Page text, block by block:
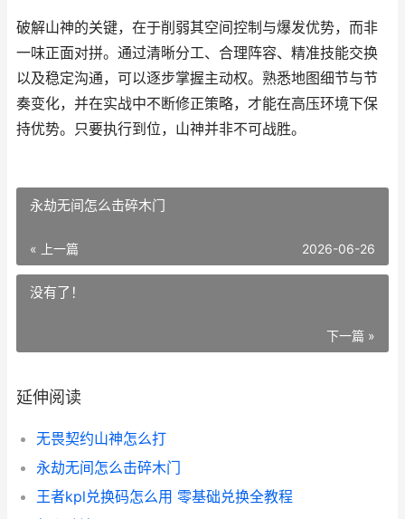
破解山神的关键，在于削弱其空间控制与爆发优势，而非
一味正面对拼。通过清晰分工、合理阵容、精准技能交换
以及稳定沟通，可以逐步掌握主动权。熟悉地图细节与节
奏变化，并在实战中不断修正策略，才能在高压环境下保
持优势。只要执行到位，山神并非不可战胜。
永劫无间怎么击碎木门
« 上一篇 2026-06-26
没有了！
下一篇 »
延伸阅读
无畏契约山神怎么打
永劫无间怎么击碎木门
王者kpl兑换码怎么用 零基础兑换全教程